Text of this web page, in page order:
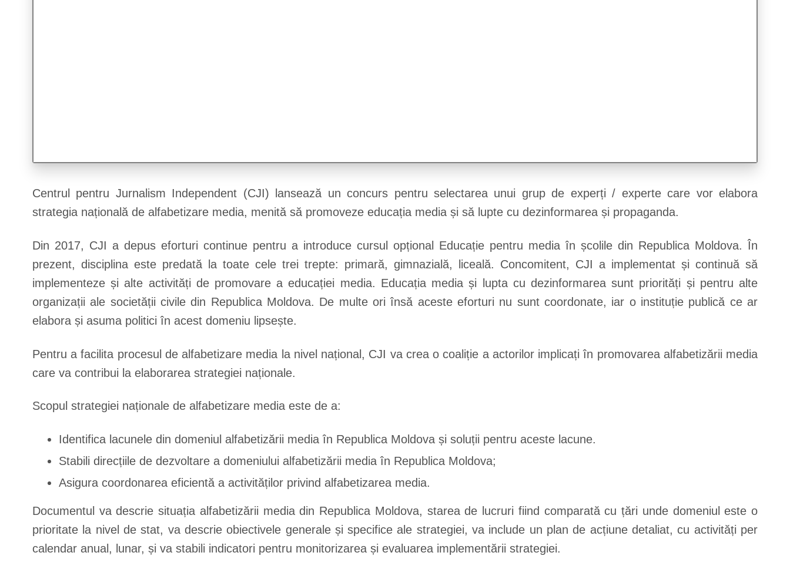
Centrul pentru Jurnalism Independent (CJI) lansează un concurs pentru selectarea unui grup de experți / experte care vor elabora
strategia națională de alfabetizare media, menită să promoveze educația media și să lupte cu dezinformarea și propaganda.
Din 2017, CJI a depus eforturi continue pentru a introduce cursul opțional Educație pentru media în școlile din Republica Moldova. În
prezent, disciplina este predată la toate cele trei trepte: primară, gimnazială, liceală. Concomitent, CJI a implementat și continuă să
implementeze și alte activități de promovare a educației media. Educația media și lupta cu dezinformarea sunt priorități și pentru alte
organizații ale societății civile din Republica Moldova. De multe ori însă aceste eforturi nu sunt coordonate, iar o instituție publică ce ar
elabora și asuma politici în acest domeniu lipsește.
Pentru a facilita procesul de alfabetizare media la nivel național, CJI va crea o coaliție a actorilor implicați în promovarea alfabetizării media
care va contribui la elaborarea strategiei naționale.
Scopul strategiei naționale de alfabetizare media este de a:
Identifica lacunele din domeniul alfabetizării media în Republica Moldova și soluții pentru aceste lacune.
Stabili direcțiile de dezvoltare a domeniului alfabetizării media în Republica Moldova;
Asigura coordonarea eficientă a activităților privind alfabetizarea media.
Documentul va descrie situația alfabetizării media din Republica Moldova, starea de lucruri fiind comparată cu țări unde domeniul este o
prioritate la nivel de stat, va descrie obiectivele generale și specifice ale strategiei, va include un plan de acțiune detaliat, cu activități per
calendar anual, lunar, și va stabili indicatori pentru monitorizarea și evaluarea implementării strategiei.